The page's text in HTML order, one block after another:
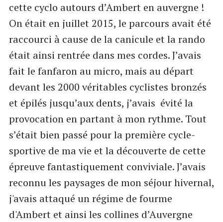
cette cyclo autours d’Ambert en auvergne !
On était en juillet 2015, le parcours avait été
raccourci à cause de la canicule et la rando
était ainsi rentrée dans mes cordes. J’avais
fait le fanfaron au micro, mais au départ
devant les 2000 véritables cyclistes bronzés
et épilés jusqu’aux dents, j’avais évité la
provocation en partant à mon rythme. Tout
s’était bien passé pour la première cycle-
sportive de ma vie et la découverte de cette
épreuve fantastiquement conviviale. J’avais
reconnu les paysages de mon séjour hivernal,
j'avais attaqué un régime de fourme
d'Ambert et ainsi les collines d’Auvergne